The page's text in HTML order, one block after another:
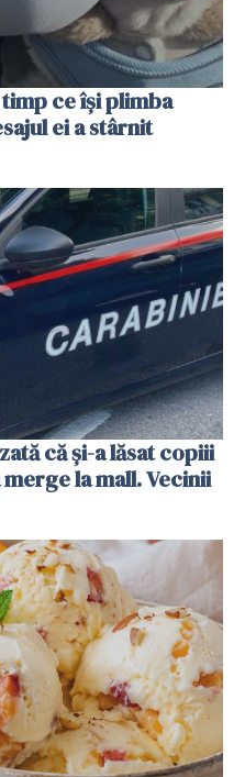
ce își plimba
ei a stârnit
că și-a lăsat copiii
la mall. Vecinii